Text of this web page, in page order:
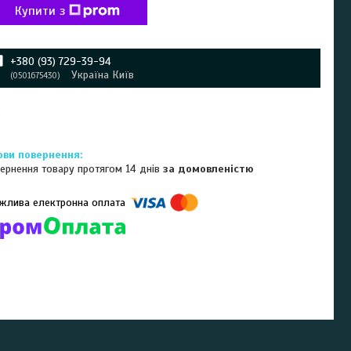
Купити з
+380 (93) 729-39-94
0501675430 Україна Київ
товару протягом 14 днівза домовленістю